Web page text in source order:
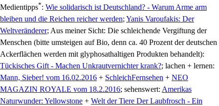
Medientipps*: Wie solidarisch ist Deutschland? - Warum Arme arm
bleiben und die Reichen reicher werden; Yanis Varoufakis: Der
Weltveränderer; Aus meiner Sicht: Die schleichende Vergiftung der
Menschen (bitte umsteigen auf Bio, denn ca. 40 Prozent der deutschen
Ackerflächen werden mit glyphosathaltigen Produkten behandelt):
Tückisches Gift - Machen Unkrautvernichter krank?; lachen + lernen:
Mann, Sieber! vom 16.02.2016 + SchleichFernsehen + NEO
MAGAZIN ROYALE vom 18.2.2016; sehenswert: Amerikas
Naturwunder: Yellowstone + Welt der Tiere Der Laubfrosch - Ein